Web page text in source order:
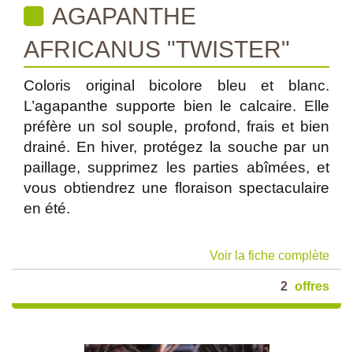
AGAPANTHE
AFRICANUS "TWISTER"
Coloris original bicolore bleu et blanc.
L’agapanthe supporte bien le calcaire. Elle
préfère un sol souple, profond, frais et bien
drainé. En hiver, protégez la souche par un
paillage, supprimez les parties abîmées, et
vous obtiendrez une floraison spectaculaire
en été.
Voir la fiche complète
2 offres